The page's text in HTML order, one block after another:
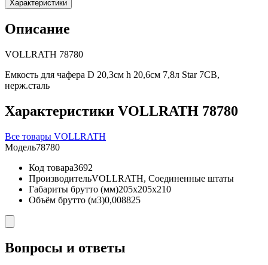
Характеристики
Описание
VOLLRATH 78780
Емкость для чафера D 20,3см h 20,6см 7,8л Star 7CB,
нерж.сталь
Характеристики VOLLRATH 78780
Все товары VOLLRATH
Модель78780
Код товара3692
ПроизводительVOLLRATH, Соединенные штаты
Габариты брутто (мм)205x205x210
Объём брутто (м3)0,008825
Вопросы и ответы